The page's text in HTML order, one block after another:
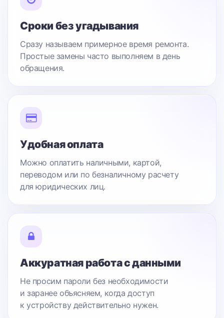
Сроки без угадывания
Сразу называем примерное время ремонта.
Простые замены часто выполняем в день
обращения.
Удобная оплата
Можно оплатить наличными, картой,
переводом или по безналичному расчету
для юридических лиц.
Аккуратная работа с данными
Не просим пароли без необходимости
и заранее объясняем, когда доступ
к устройству действительно нужен.